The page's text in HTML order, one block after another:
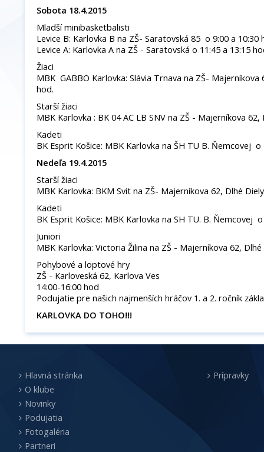
Sobota 18.4.2015
Mladší minibasketbalisti
Levice B: Karlovka B na ZŠ- Saratovská 85 o 9:00 a 10:30
Levice A: Karlovka A na ZŠ - Saratovská o 11:45 a 13:15
Žiaci
MBK GABBO Karlovka: Slávia Trnava na ZŠ- Majerníkova
hod.
Starší žiaci
MBK Karlovka : BK 04 AC LB SNV na ZŠ - Majerníkova
Kadeti
BK Esprit Košice: MBK Karlovka na ŠH TU B. Ňemcovej o
Nedeľa 19.4.2015
Starší žiaci
MBK Karlovka: BKM Svit na ZŠ- Majerníkova 62, Dlhé
Kadeti
BK Esprit Košice: MBK Karlovka na SH TU. B. Ňemcovej
Juniori
MBK Karlovka: Victoria Žilina na ZŠ - Majerníkova 62,
Pohybové a loptové hry
ZŠ - Karloveská 62, Karlova Ves
14:00-16:00 hod
Podujatie pre našich najmenších hráčov 1. a 2. ročník
KARLOVKA DO TOHO!!!
Hlavná stránka
O klube
Novinky
Podujatia
Fotogaléria
Partneri
Prípravky